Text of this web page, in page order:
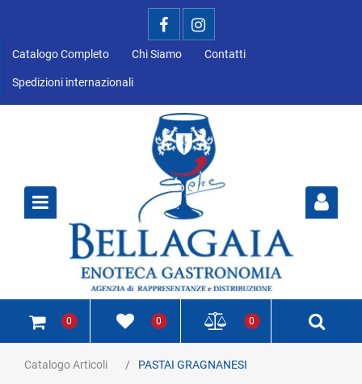
Catalogo Completo Chi Siamo Contatti
Spedizioni internazionali
0 0 0
Catalogo Articoli PASTAI GRAGNANESI